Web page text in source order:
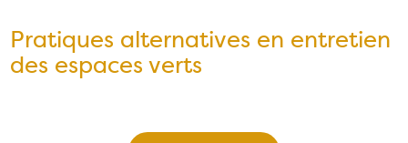
Pratiques alternatives en entretien
des espaces verts